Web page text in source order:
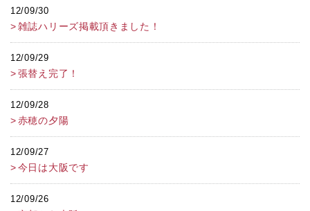
12/09/30
雑誌ハリーズ掲載頂きました！
12/09/29
張替え完了！
12/09/28
赤穂の夕陽
12/09/27
今日は大阪です
12/09/26